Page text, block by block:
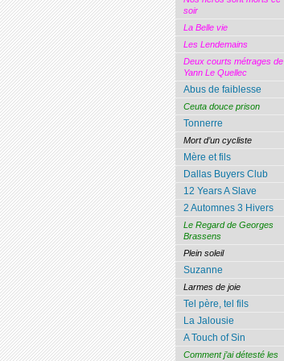
soir
La Belle vie
Les Lendemains
Deux courts métrages de
Yann Le Quellec
Abus de faiblesse
Ceuta douce prison
Tonnerre
Mort d’un cycliste
Mère et fils
Dallas Buyers Club
12 Years A Slave
2 Automnes 3 Hivers
Le Regard de Georges
Brassens
Plein soleil
Suzanne
Larmes de joie
Tel père, tel fils
La Jalousie
A Touch of Sin
Comment j’ai détesté les